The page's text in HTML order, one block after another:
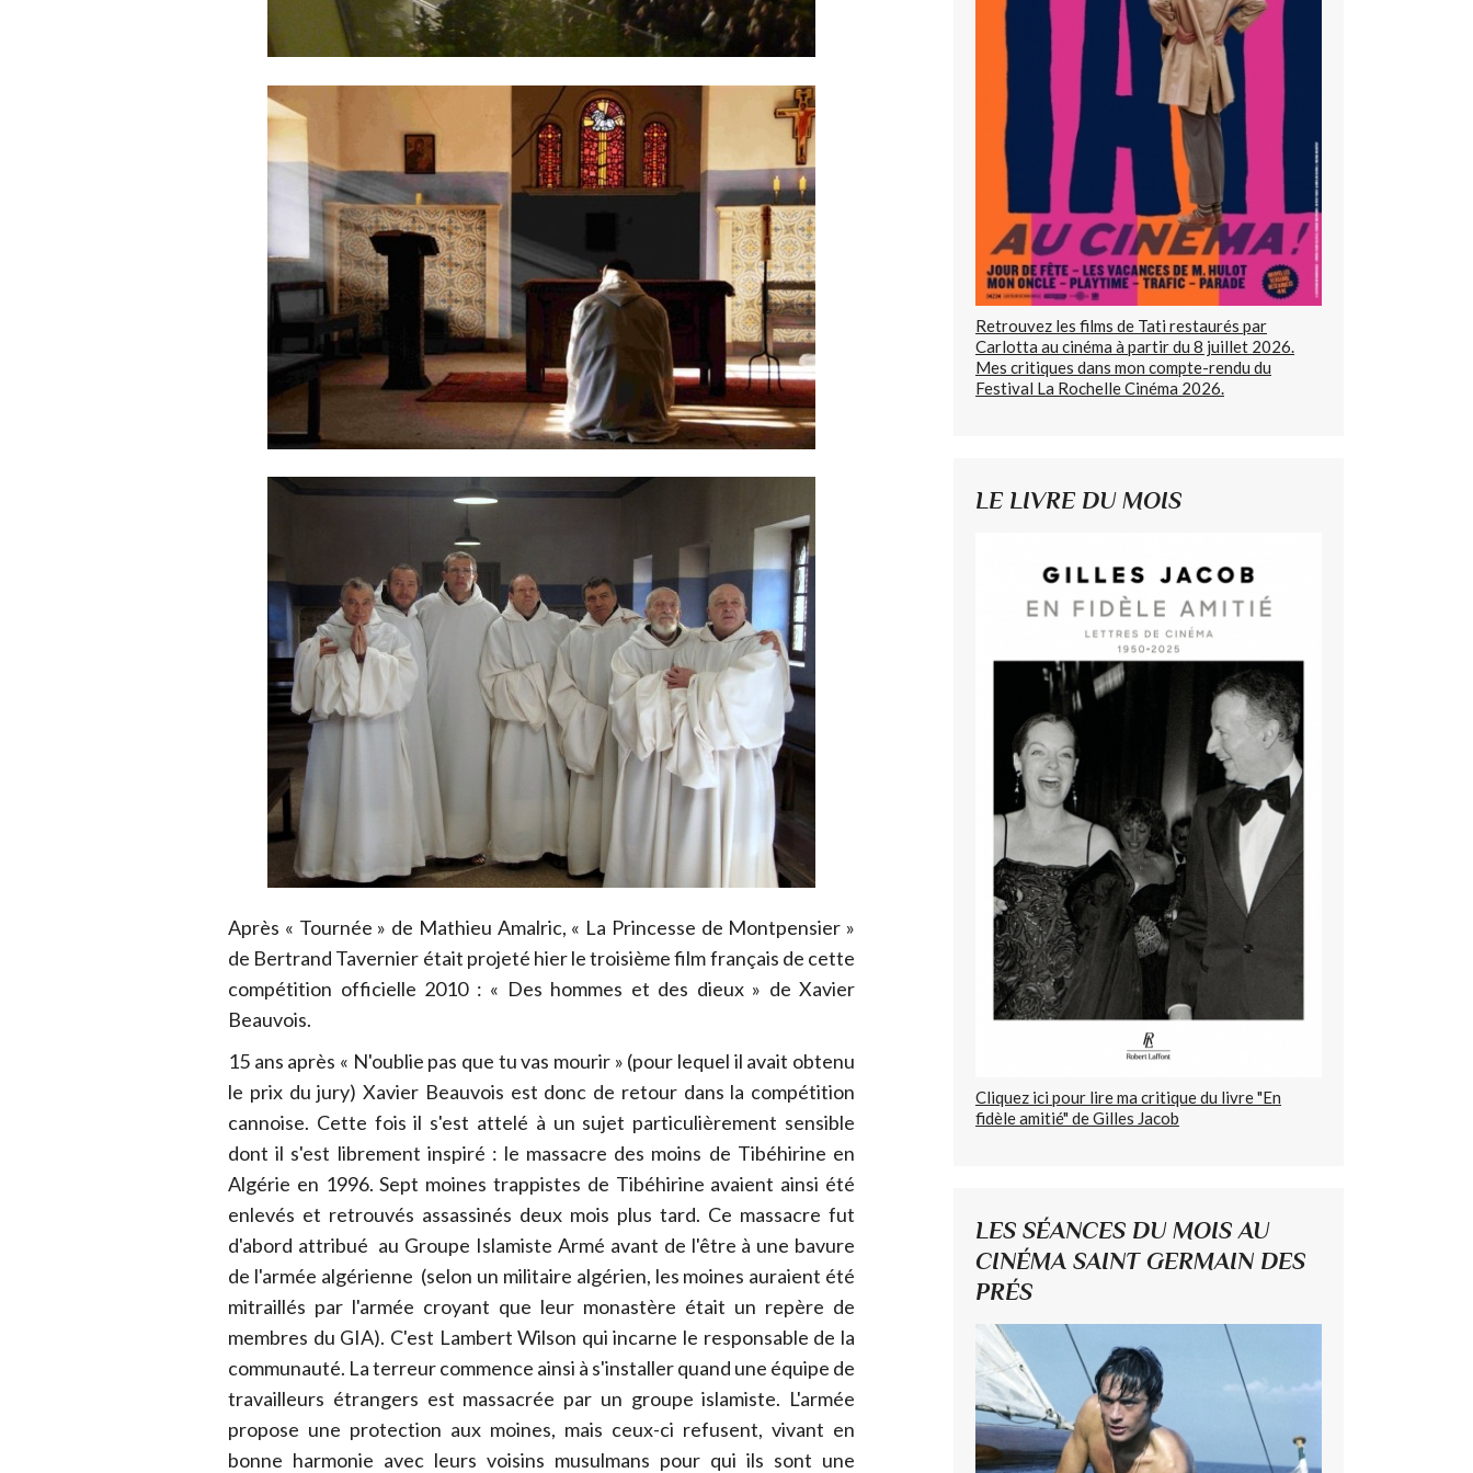
Après « Tournée » de Mathieu Amalric, « La Princesse de Montpensier »
de Bertrand Tavernier était projeté hier le troisième film français de cette
compétition officielle 2010 : « Des hommes et des dieux » de Xavier
Beauvois.
15 ans après « N'oublie pas que tu vas mourir » (pour lequel il avait obtenu
le prix du jury) Xavier Beauvois est donc de retour dans la compétition
cannoise. Cette fois il s'est attelé à un sujet particulièrement sensible
dont il s'est librement inspiré : le massacre des moins de Tibéhirine en
Algérie en 1996. Sept moines trappistes de Tibéhirine avaient ainsi été
enlevés et retrouvés assassinés deux mois plus tard. Ce massacre fut
d'abord attribué au Groupe Islamiste Armé avant de l'être à une bavure
de l'armée algérienne (selon un militaire algérien, les moines auraient été
mitraillés par l'armée croyant que leur monastère était un repère de
membres du GIA). C'est Lambert Wilson qui incarne le responsable de la
communauté. La terreur commence ainsi à s'installer quand une équipe de
travailleurs étrangers est massacrée par un groupe islamiste. L'armée
propose une protection aux moines, mais ceux-ci refusent, vivant en
bonne harmonie avec leurs voisins musulmans pour qui ils sont une
Retrouvez les films de Tati restaurés par
Carlotta au cinéma à partir du 8 juillet 2026.
Mes critiques dans mon compte-rendu du
Festival La Rochelle Cinéma 2026.
LE LIVRE DU MOIS
Cliquez ici pour lire ma critique du livre "En
fidèle amitié" de Gilles Jacob
LES SÉANCES DU MOIS AU
CINÉMA SAINT GERMAIN DES
PRÉS